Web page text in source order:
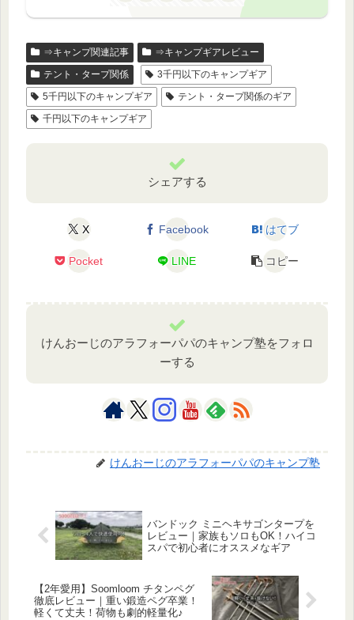
⇒キャンプ関連記事
⇒キャンプギアレビュー
テント・タープ関係
3千円以下のキャンプギア
5千円以下のキャンプギア
テント・タープ関係のギア
千円以下のキャンプギア
シェアする
X Facebook はてブ
Pocket LINE コピー
けんおーじのアラフォーパパのキャンプ塾をフォロ
ーする
けんおーじのアラフォーパパのキャンプ塾
バンドック ミニヘキサゴンタープを
レビュー｜家族もソロもOK！ハイコ
スパで初心者にオススメなギア
【2年愛用】Soomloom チタンペグ
徹底レビュー｜重い鍛造ペグ卒業！
軽くて丈夫！荷物も劇的軽量化♪